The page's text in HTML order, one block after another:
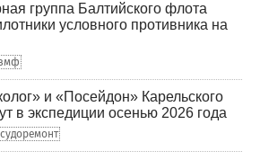
группа Балтийского флота
условного противника на
и «Посейдон» Карельского
в экспедиции осенью 2026 года
судоремонт